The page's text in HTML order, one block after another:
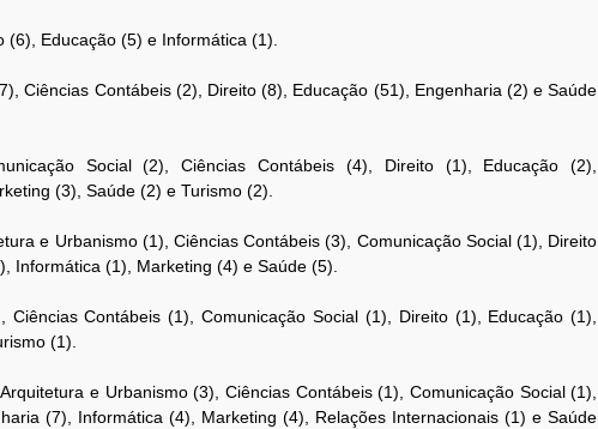
Educação (5) e Informática (1).
Ciências Contábeis (2), Direito (8), Educação (51), Engenharia (2) e Saúde
Social (2), Ciências Contábeis (4), Direito (1), Educação (2),
(3), Saúde (2) e Turismo (2).
e Urbanismo (1), Ciências Contábeis (3), Comunicação Social (1), Direito
Informática (1), Marketing (4) e Saúde (5).
Ciências Contábeis (1), Comunicação Social (1), Direito (1), Educação (1),
(1).
e Urbanismo (3), Ciências Contábeis (1), Comunicação Social (1),
(7), Informática (4), Marketing (4), Relações Internacionais (1) e Saúde